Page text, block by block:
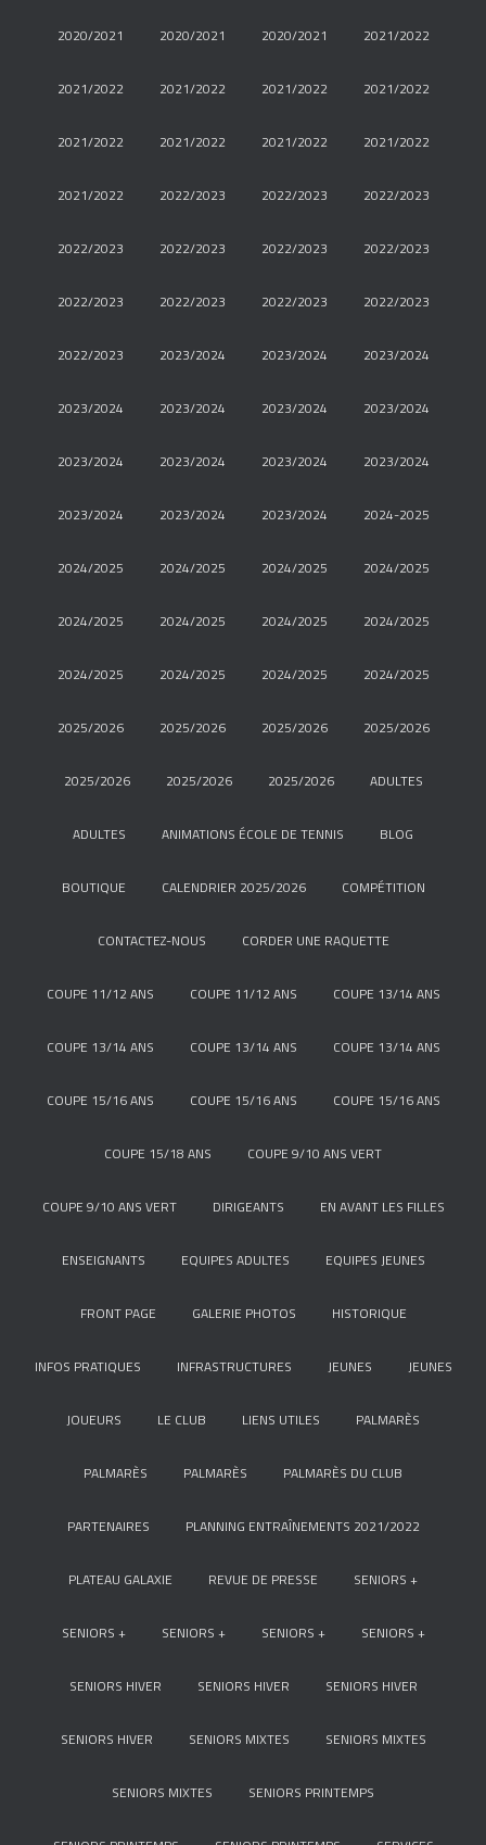
2020/2021 2020/2021 2020/2021 2021/2022
2021/2022 2021/2022 2021/2022 2021/2022
2021/2022 2021/2022 2021/2022 2021/2022
2021/2022 2022/2023 2022/2023 2022/2023
2022/2023 2022/2023 2022/2023 2022/2023
2022/2023 2022/2023 2022/2023 2022/2023
2022/2023 2023/2024 2023/2024 2023/2024
2023/2024 2023/2024 2023/2024 2023/2024
2023/2024 2023/2024 2023/2024 2023/2024
2023/2024 2023/2024 2023/2024 2024-2025
2024/2025 2024/2025 2024/2025 2024/2025
2024/2025 2024/2025 2024/2025 2024/2025
2024/2025 2024/2025 2024/2025 2024/2025
2025/2026 2025/2026 2025/2026 2025/2026
2025/2026 2025/2026 2025/2026 ADULTES
ADULTES ANIMATIONS ÉCOLE DE TENNIS BLOG
BOUTIQUE CALENDRIER 2025/2026 COMPÉTITION
CONTACTEZ-NOUS CORDER UNE RAQUETTE
COUPE 11/12 ANS COUPE 11/12 ANS COUPE 13/14 ANS
COUPE 13/14 ANS COUPE 13/14 ANS COUPE 13/14 ANS
COUPE 15/16 ANS COUPE 15/16 ANS COUPE 15/16 ANS
COUPE 15/18 ANS COUPE 9/10 ANS VERT
COUPE 9/10 ANS VERT DIRIGEANTS EN AVANT LES FILLES
ENSEIGNANTS EQUIPES ADULTES EQUIPES JEUNES
FRONT PAGE GALERIE PHOTOS HISTORIQUE
INFOS PRATIQUES INFRASTRUCTURES JEUNES JEUNES
JOUEURS LE CLUB LIENS UTILES PALMARÈS
PALMARÈS PALMARÈS PALMARÈS DU CLUB
PARTENAIRES PLANNING ENTRAÎNEMENTS 2021/2022
PLATEAU GALAXIE REVUE DE PRESSE SENIORS +
SENIORS + SENIORS + SENIORS + SENIORS +
SENIORS HIVER SENIORS HIVER SENIORS HIVER
SENIORS HIVER SENIORS MIXTES SENIORS MIXTES
SENIORS MIXTES SENIORS PRINTEMPS